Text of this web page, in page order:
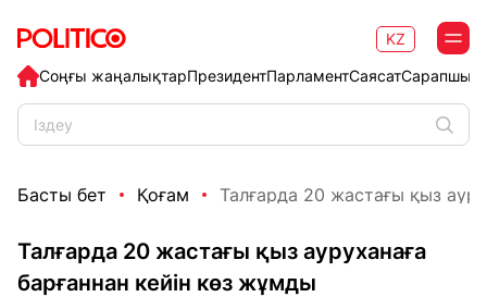
Соңғы жаңалықтарПрезидентПарламентСаясат
KZ
Басты бет Қоғам Талғарда 20 жастағы қыз
Талғарда 20 жастағы қыз ауруханаға
барғаннан кейін көз жұмды